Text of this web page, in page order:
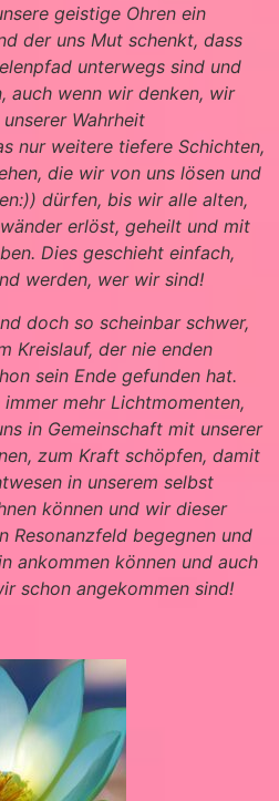
geistige Ohren ein
der uns Mut schenkt, dass
unterwegs sind und
auch wenn wir denken, wir
Wahrheit
nur weitere tiefere Schichten,
die wir von uns lösen und
dürfen, bis wir alle alten,
erlöst, geheilt und mit
Dies geschieht einfach,
werden, wer wir sind!
doch so scheinbar schwer,
Kreislauf, der nie enden
sein Ende gefunden hat.
mehr Lichtmomenten,
in Gemeinschaft mit unserer
zum Kraft schöpfen, damit
in unserem selbst
können und wir dieser
Resonanzfeld begegnen und
ankommen können und auch
schon angekommen sind!